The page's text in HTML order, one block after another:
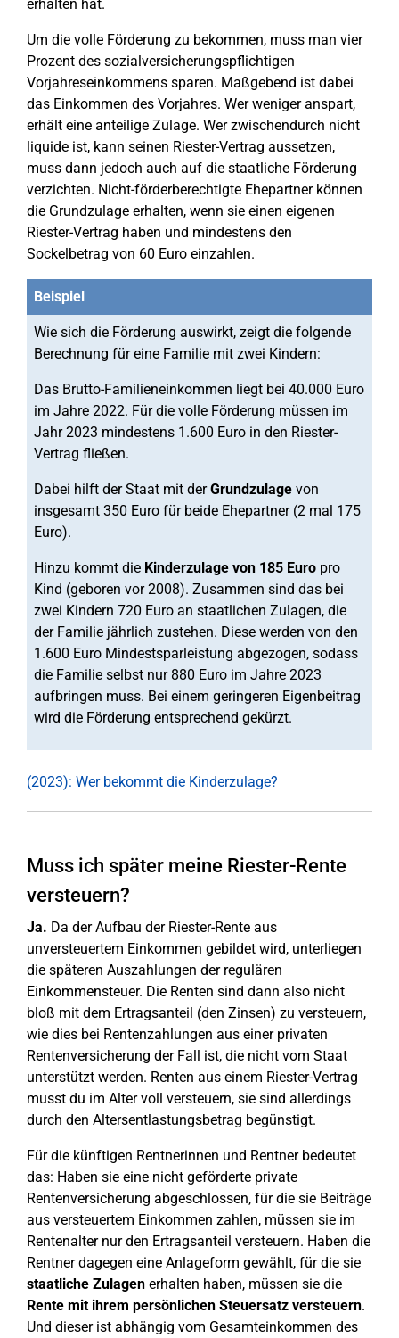
erhalten hat.
Um die volle Förderung zu bekommen, muss man vier
Prozent des sozialversicherungspflichtigen
Vorjahreseinkommens sparen. Maßgebend ist dabei
das Einkommen des Vorjahres. Wer weniger anspart,
erhält eine anteilige Zulage. Wer zwischendurch nicht
liquide ist, kann seinen Riester-Vertrag aussetzen,
muss dann jedoch auch auf die staatliche Förderung
verzichten. Nicht-förderberechtigte Ehepartner können
die Grundzulage erhalten, wenn sie einen eigenen
Riester-Vertrag haben und mindestens den
Sockelbetrag von 60 Euro einzahlen.
Beispiel
Wie sich die Förderung auswirkt, zeigt die folgende
Berechnung für eine Familie mit zwei Kindern:
Das Brutto-Familieneinkommen liegt bei 40.000 Euro
im Jahre 2022. Für die volle Förderung müssen im
Jahr 2023 mindestens 1.600 Euro in den Riester-
Vertrag fließen.
Dabei hilft der Staat mit derGrundzulage von
insgesamt 350 Euro für beide Ehepartner (2 mal 175
Euro).
Hinzu kommt die Kinderzulage von 185 Euro pro
Kind (geboren vor 2008). Zusammen sind das bei
zwei Kindern 720 Euro an staatlichen Zulagen, die
der Familie jährlich zustehen. Diese werden von den
1.600 Euro Mindestsparleistung abgezogen, sodass
die Familie selbst nur 880 Euro im Jahre 2023
aufbringen muss. Bei einem geringeren Eigenbeitrag
wird die Förderung entsprechend gekürzt.
(2023): Wer bekommt die Kinderzulage?
Muss ich später meine Riester-Rente
versteuern?
Ja. Da der Aufbau der Riester-Rente aus
unversteuertem Einkommen gebildet wird, unterliegen
die späteren Auszahlungen der regulären
Einkommensteuer. Die Renten sind dann also nicht
bloß mit dem Ertragsanteil (den Zinsen) zu versteuern,
wie dies bei Rentenzahlungen aus einer privaten
Rentenversicherung der Fall ist, die nicht vom Staat
unterstützt werden. Renten aus einem Riester-Vertrag
musst du im Alter voll versteuern, sie sind allerdings
durch den Altersentlastungsbetrag begünstigt.
Für die künftigen Rentnerinnen und Rentner bedeutet
das: Haben sie eine nicht geförderte private
Rentenversicherung abgeschlossen, für die sie Beiträge
aus versteuertem Einkommen zahlen, müssen sie im
Rentenalter nur den Ertragsanteil versteuern. Haben die
Rentner dagegen eine Anlageform gewählt, für die sie
staatliche Zulagen erhalten haben, müssen sie die
Rente mit ihrem persönlichen Steuersatz versteuern.
Und dieser ist abhängig vom Gesamteinkommen des